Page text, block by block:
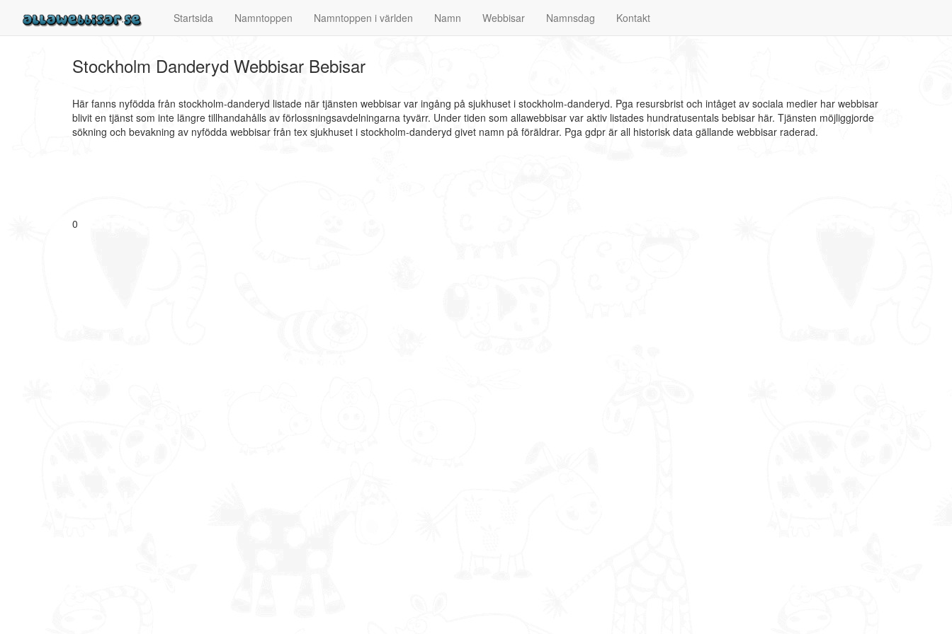
Startsida Namntoppen Namntoppen i världen Namn Webbisar Namnsdag Kontakt
Stockholm Danderyd Webbisar Bebisar
Här fanns nyfödda från stockholm-danderyd listade när tjänsten webbisar var ingång på sjukhuset i stockholm-danderyd. Pga resursbrist och intåget av sociala medier har webbisar
blivit en tjänst som inte längre tillhandahålls av förlossningsavdelningarna tyvärr. Under tiden som allawebbisar var aktiv listades hundratusentals bebisar här. Tjänsten möjliggjorde
sökning och bevakning av nyfödda webbisar från tex sjukhuset i stockholm-danderyd givet namn på föräldrar. Pga gdpr är all historisk data gällande webbisar raderad.
0